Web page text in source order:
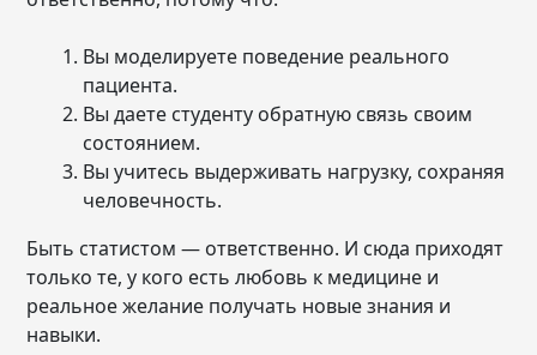
Вы моделируете поведение реального
пациента.
Вы даете студенту обратную связь своим
состоянием.
Вы учитесь выдерживать нагрузку, сохраняя
человечность.
Быть статистом — ответственно. И сюда приходят
только те, у кого есть любовь к медицине и
реальное желание получать новые знания и
навыки.